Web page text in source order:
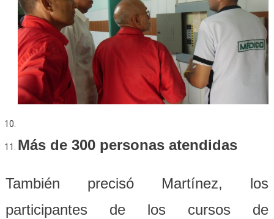
Más de 300 personas atendidas
También precisó Martínez, los
participantes de los cursos de